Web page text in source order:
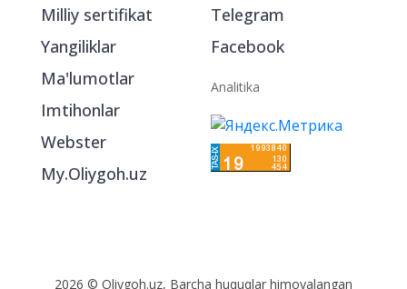
Bo‘limlar
Oliygohlar
Imtihonlar
Ijtimoiy tarmoqlarda
Telegram
Facebook
Analitika